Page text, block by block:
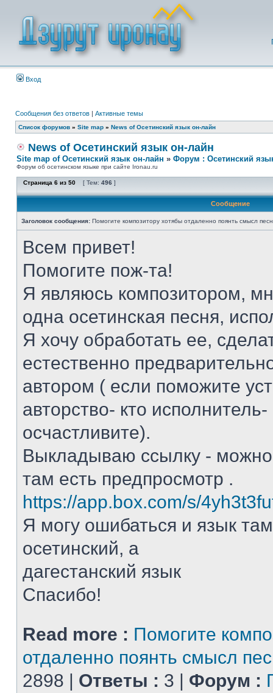
Вход
Сообщения без ответов | Активные темы
Список форумов » Site map » News of Осетинский язык он-лайн
News of Осетинский язык он-лайн
Site map of Осетинский язык он-лайн » Форум : Осетинский
Форум об осетинском языке при сайте Ironau.ru
Страница 6 из 50 [ Тем: 496 ]
Сообщение
Заголовок сообщения: Помогите композитору хотябы отдаленно поянть смысл
Всем привет!
Помогите пож-та!
Я являюсь композитором,
одна осетинская песня,
Я хочу обработать ее,
естественно
автором ( если поможите
авторство- кто исполнитель-
осчастливите).
Выкладываю ссылку - можно
там есть предпросмотр .
https://app.box.com/s/
Я могу ошибаться и язык
осетинский, а
дагестанский язык
Спасибо!
Read more : Помогите
отдаленно поянть смысл
2898 | Ответы : 3 | Форум :